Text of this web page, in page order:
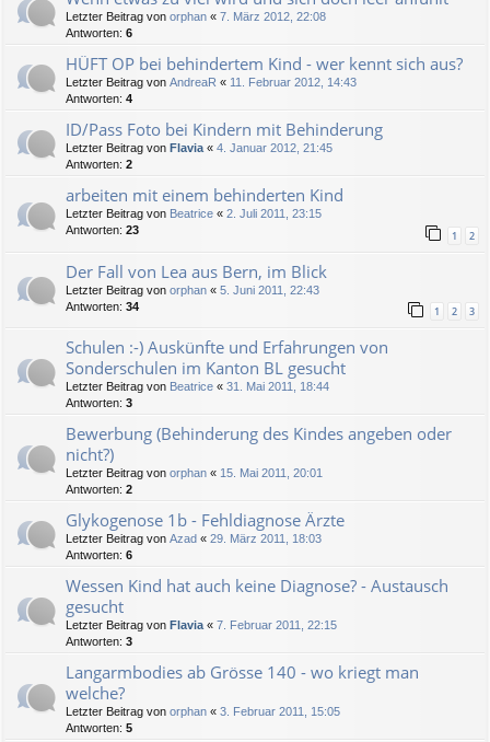
Letzter Beitrag von orphan « 7. März 2012, 22:08
Antworten: 6
HÜFT OP bei behindertem Kind - wer kennt sich aus?
Letzter Beitrag von AndreaR « 11. Februar 2012, 14:43
Antworten: 4
ID/Pass Foto bei Kindern mit Behinderung
Letzter Beitrag von Flavia« 4. Januar 2012, 21:45
Antworten: 2
arbeiten mit einem behinderten Kind
Letzter Beitrag von Beatrice « 2. Juli 2011, 23:15
Antworten: 23 1 2
Der Fall von Lea aus Bern, im Blick
Letzter Beitrag von orphan « 5. Juni 2011, 22:43
Antworten: 34 1 2 3
Schulen :-) Auskünfte und Erfahrungen von
Sonderschulen im Kanton BL gesucht
Letzter Beitrag von Beatrice « 31. Mai 2011, 18:44
Antworten: 3
Bewerbung (Behinderung des Kindes angeben oder
nicht?)
Letzter Beitrag von orphan « 15. Mai 2011, 20:01
Antworten: 2
Glykogenose 1b - Fehldiagnose Ärzte
Letzter Beitrag von Azad « 29. März 2011, 18:03
Antworten: 6
Wessen Kind hat auch keine Diagnose? - Austausch
gesucht
Letzter Beitrag von Flavia « 7. Februar 2011, 22:15
Antworten: 3
Langarmbodies ab Grösse 140 - wo kriegt man
welche?
Letzter Beitrag von orphan « 3. Februar 2011, 15:05
Antworten: 5